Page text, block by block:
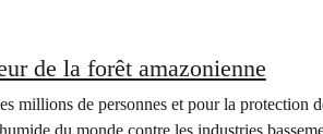
de la forêt amazonienne
millions de personnes et pour la protection
du monde contre les industries